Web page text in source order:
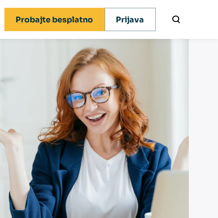
novosti
Probajte besplatno Prijava